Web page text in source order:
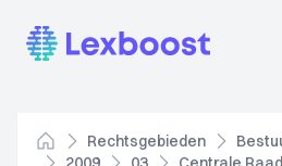
Lexboost
Rechtsgebieden